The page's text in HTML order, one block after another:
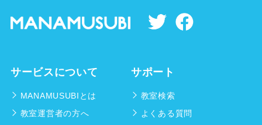
サービスについて
MANAMUSUBIとは
教室運営者の方へ
サポート
教室検索
よくある質問